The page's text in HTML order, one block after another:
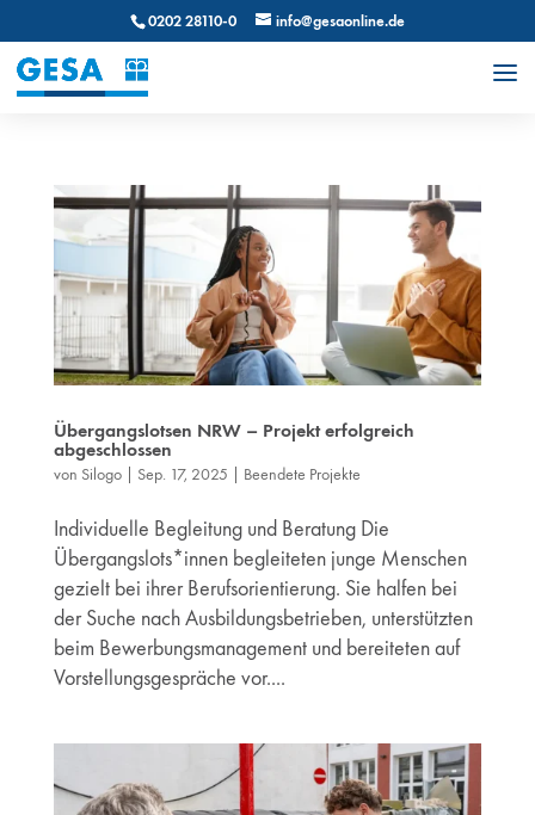
0202 28110-0 info@gesaonline.de
Übergangslotsen NRW – Projekt erfolgreich
abgeschlossen
von Silogo| Sep. 17, 2025 Beendete Projekte
Individuelle Begleitung und Beratung Die
Übergangslots*innen begleiteten junge Menschen
gezielt bei ihrer Berufsorientierung. Sie halfen bei
der Suche nach Ausbildungsbetrieben, unterstützten
beim Bewerbungsmanagement und bereiteten auf
Vorstellungsgespräche vor....